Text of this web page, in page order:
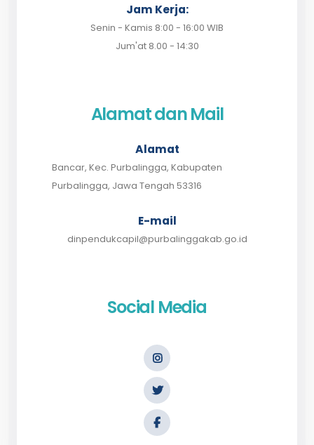
Jam Kerja:
Senin - Kamis 8:00 - 16:00 WIB
Jum'at 8.00 - 14:30
Alamat dan Mail
Alamat
Bancar, Kec. Purbalingga, Kabupaten
Purbalingga, Jawa Tengah 53316
E-mail
dinpendukcapil@purbalinggakab.go.id
Social Media